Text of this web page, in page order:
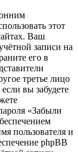
этот
Ваш
записи на
его в
третье лицо
вы забудете
«Забыли
пользователя и
phpBB